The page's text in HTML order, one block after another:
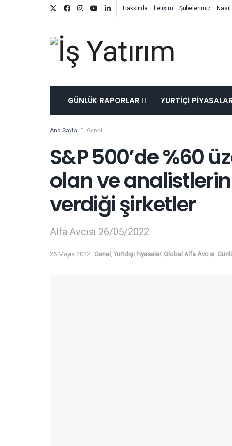
Hakkında İletişim Şubelerimiz
GÜNLÜK RAPORLAR YURTIÇI PIYASALAR
Ana Sayfa Genel
S&P 500’de %60
olan ve
verdiği şirketler
Alfa Avcısı 26/05/2022
26 Mayıs 2022 Genel Yurtdışı Piyasalar, Global Alfa Avcısı